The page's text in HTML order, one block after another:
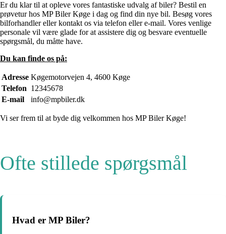
Er du klar til at opleve vores fantastiske udvalg af biler? Bestil en
prøvetur hos MP Biler Køge i dag og find din nye bil. Besøg vores
bilforhandler eller kontakt os via telefon eller e-mail. Vores venlige
personale vil være glade for at assistere dig og besvare eventuelle
spørgsmål, du måtte have.
Du kan finde os på:
Adresse Køgemotorvejen 4, 4600 Køge
Telefon 12345678
E-mail
info@mpbiler.dk
Vi ser frem til at byde dig velkommen hos MP Biler Køge!
Ofte stillede spørgsmål
Hvad er MP Biler?